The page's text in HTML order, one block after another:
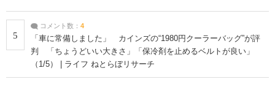
5
コメント数： 4
「車に常備しました」 カインズの“1980円クーラーバッグ”が評
判 「ちょうどいい大きさ」「保冷剤を止めるベルトが良い」
（1/5） | ライフ ねとらぼリサーチ